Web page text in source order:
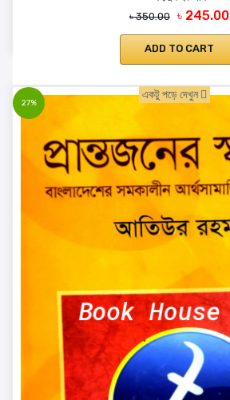
৳ 350.00 ৳ 245.00
ADD TO CART
27%
একটু পড়ে দেখুন